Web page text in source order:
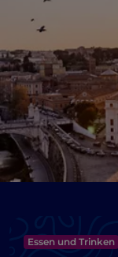
Essen und Trinken